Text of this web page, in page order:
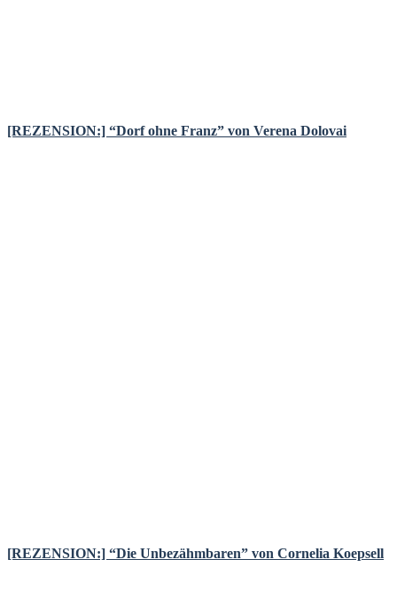
[REZENSION:] “Dorf ohne Franz” von Verena Dolovai
[REZENSION:] “Die Unbezähmbaren” von Cornelia Koepsell